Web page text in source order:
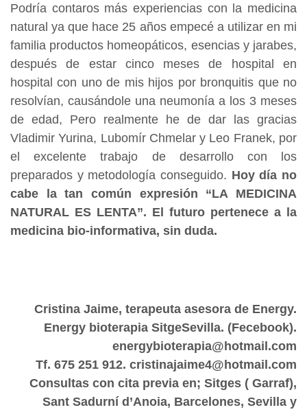
Podría contaros más experiencias con la medicina
natural ya que hace 25 años empecé a utilizar en mi
familia productos homeopáticos, esencias y jarabes,
después de estar cinco meses de hospital en
hospital con uno de mis hijos por bronquitis que no
resolvían, causándole una neumonía a los 3 meses
de edad, Pero realmente he de dar las gracias
Vladimir Yurina, Lubomír Chmelar y Leo Franek, por
el excelente trabajo de desarrollo con los
preparados y metodología conseguido. Hoy día no
cabe la tan común expresión “LA MEDICINA
NATURAL ES LENTA”. El futuro pertenece a la
medicina bio-informativa, sin duda.
Cristina Jaime, terapeuta asesora de Energy.
Energy bioterapia SitgeSevilla. (Fecebook).
energybioterapia@hotmail.com
Tf. 675 251 912. cristinajaime4@hotmail.com
Consultas con cita previa en; Sitges ( Garraf),
Sant Sadurní d’Anoia, Barcelones, Sevilla y